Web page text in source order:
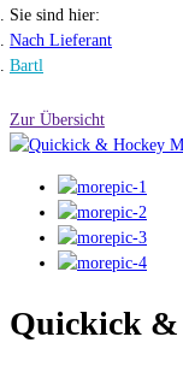
Sie sind hier:
Nach Lieferant
Bartl
Zur Übersicht
Quickick &